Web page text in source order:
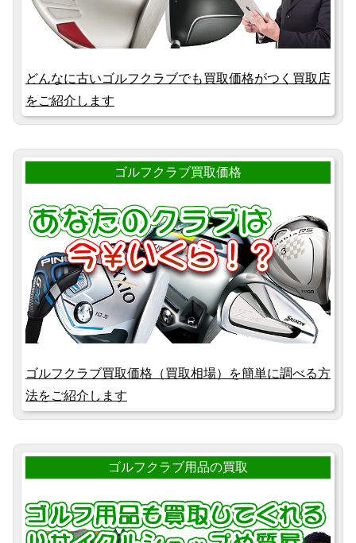
どんなに古いゴルフクラブでも買取価格がつく買取店
をご紹介します
ゴルフクラブ買取価格
ゴルフクラブ買取価格（買取相場）を簡単に調べる方
法をご紹介します
ゴルフクラブ用品の買取